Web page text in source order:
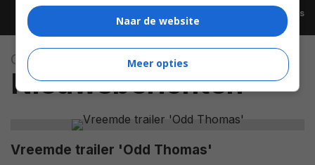
Alle video's
Odd Thomas
Nieuwsberichten
Vreemde trailer 'Odd Thomas'
Naar de website
Meer opties